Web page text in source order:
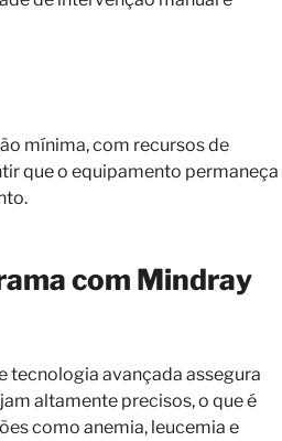
mínima, com recursos de
que o equipamento permaneça
com Mindray
tecnologia avançada assegura
altamente precisos, o que é
como anemia, leucemia e